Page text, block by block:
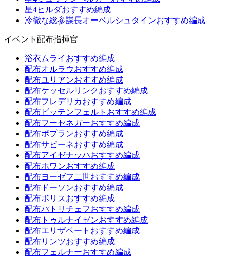
星4ヒルダおすすめ編成
冷徹な総参謀長オーベルシュタインおすすめ編成
イベント配布指揮官
浴衣ムライおすすめ編成
配布オルラウおすすめ編成
配布ユリアンおすすめ編成
配布ケッセルリンクおすすめ編成
配布フレデリカおすすめ編成
配布ビッテンフェルトおすすめ編成
配布フーセネガーおすすめ編成
配布ポプランおすすめ編成
配布サビーネおすすめ編成
配布アイゼナッハおすすめ編成
配布ホワンおすすめ編成
配布ヨーゼフ二世おすすめ編成
配布ドーソンおすすめ編成
配布ボリスおすすめ編成
配布パトリチェフおすすめ編成
配布トゥルナイゼンおすすめ編成
配布エリザベートおすすめ編成
配布リンツおすすめ編成
配布フェルナーおすすめ編成